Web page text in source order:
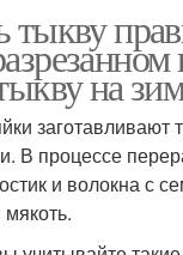
тыкву
на
заготавливают
В процессе
и волокна с